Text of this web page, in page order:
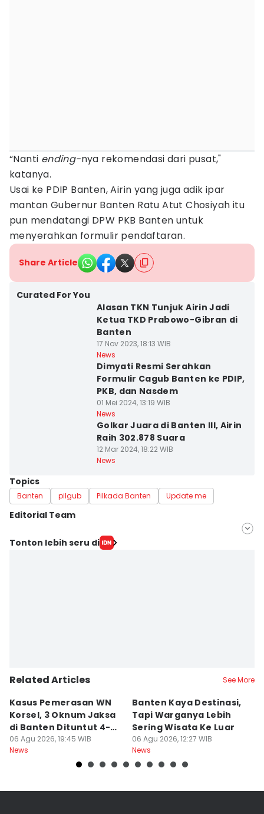
“Nanti ending-nya rekomendasi dari pusat,"
katanya.
Usai ke PDIP Banten, Airin yang juga adik ipar
mantan Gubernur Banten Ratu Atut Chosiyah itu
pun mendatangi DPW PKB Banten untuk
menyerahkan formulir pendaftaran.
Share Article
Curated For You
Alasan TKN Tunjuk Airin Jadi
Ketua TKD Prabowo-Gibran di
Banten
17 Nov 2023, 18:13 WIB
News
Dimyati Resmi Serahkan
Formulir Cagub Banten ke PDIP,
PKB, dan Nasdem
01 Mei 2024, 13:19 WIB
News
Golkar Juara di Banten III, Airin
Raih 302.878 Suara
12 Mar 2024, 18:22 WIB
News
Topics
Banten pilgub Pilkada Banten Update me
Editorial Team
Editor
Tonton lebih seru di
Related Articles See More
Kasus Pemerasan WN
Korsel, 3 Oknum Jaksa
di Banten Dituntut 4-5
Tahun
06 Agu 2026, 19:45 WIB
News
Banten Kaya Destinasi,
Tapi Warganya Lebih
Sering Wisata Ke Luar
06 Agu 2026, 12:27 WIB
News